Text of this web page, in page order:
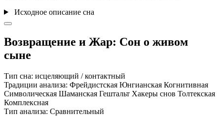
Исходное описание сна
Возвращение и Жар: Сон о живом
сыне
Тип сна: исцеляющий / контактный
Традиции анализа: Фрейдистская Юнгианская Когнитивная
Символическая Шаманская Гештальт Хакеры снов Толтекская
Комплексная
Тип анализа: Сравнительный